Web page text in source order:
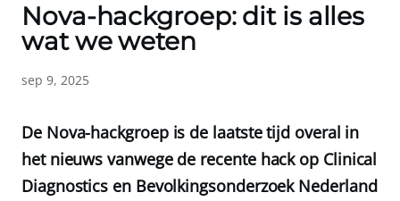
Nova-hackgroep: dit is alles
wat we weten
sep 9, 2025
De Nova-hackgroep is de laatste tijd overal in
het nieuws vanwege de recente hack op Clinical
Diagnostics en Bevolkingsonderzoek Nederland